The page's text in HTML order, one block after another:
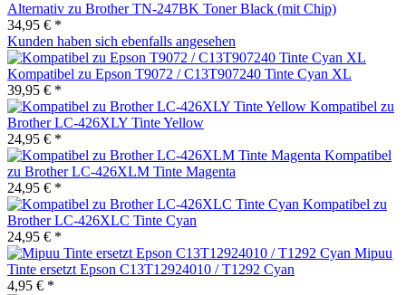
Alternativ zu Brother TN-247BK Toner Black (mit Chip)
34,95 € *
Kunden haben sich ebenfalls angesehen
Kompatibel zu Epson T9072 / C13T907240 Tinte Cyan XL
39,95 € *
Kompatibel zu
Brother LC-426XLY Tinte Yellow
24,95 € *
Kompatibel
zu Brother LC-426XLM Tinte Magenta
24,95 € *
Kompatibel zu
Brother LC-426XLC Tinte Cyan
24,95 € *
Mipuu
Tinte ersetzt Epson C13T12924010 / T1292 Cyan
4,95 € *